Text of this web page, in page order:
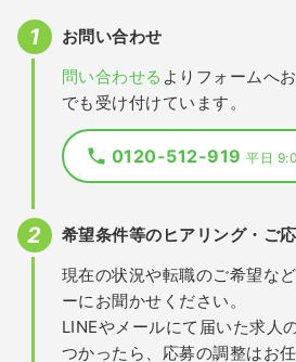
お問い合わせ
問い合わせる よりフォームへ
でも受け付けています。
0120-512-919平日
希望条件等のヒアリング・ご
現在の状況や転職のご希望な
ーにお聞かせください。
LINEやメールにて届いた求人
つかったら、応募の調整はお任